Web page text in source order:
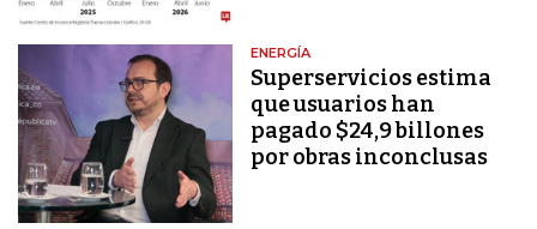
ENERGÍA
Superservicios estima
que usuarios han
pagado $24,9 billones
por obras inconclusas